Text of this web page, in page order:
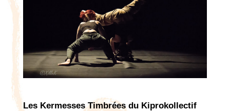
Les Kermesses Timbrées du Kiprokollectif